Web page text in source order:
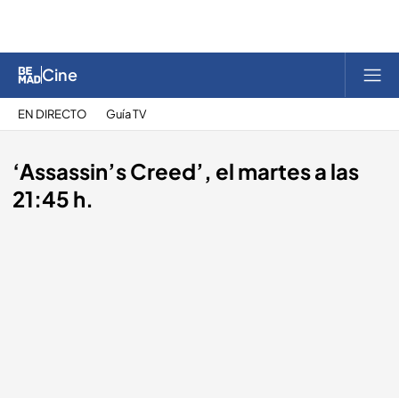
Cine
EN DIRECTO Guía TV
‘Assassin’s Creed’, el martes a las
21:45 h.